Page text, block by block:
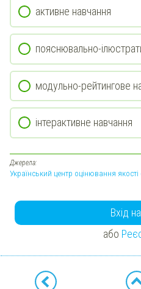
активне навчання
пояснювально-
модульно-рейтингове
інтерактивне навчання
Джерела:
Український центр оцінювання якості
Вхід
або